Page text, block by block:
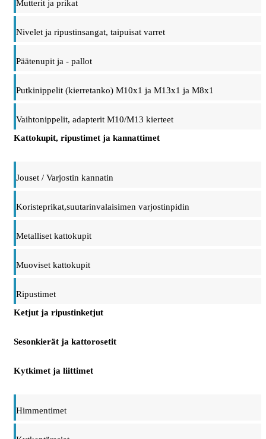
Mutterit ja prikat
Nivelet ja ripustinsangat, taipuisat varret
Päätenupit ja - pallot
Putkinippelit (kierretanko) M10x1 ja M13x1 ja M8x1
Vaihtonippelit, adapterit M10/M13 kierteet
Kattokupit, ripustimet ja kannattimet
Jouset / Varjostin kannatin
Koristeprikat,suutarinvalaisimen varjostinpidin
Metalliset kattokupit
Muoviset kattokupit
Ripustimet
Ketjut ja ripustinketjut
Sesonkierät ja kattorosetit
Kytkimet ja liittimet
Himmentimet